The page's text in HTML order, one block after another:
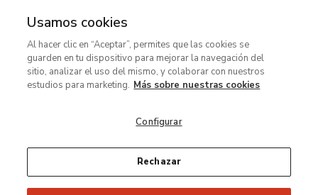
MENÚ
contenido
principal
Usamos cookies
Al hacer clic en “Aceptar”, permites que las cookies se
guarden en tu dispositivo para mejorar la navegación del
sitio, analizar el uso del mismo, y colaborar con nuestros
estudios para marketing. Más sobre nuestras cookies
Configurar
Rechazar